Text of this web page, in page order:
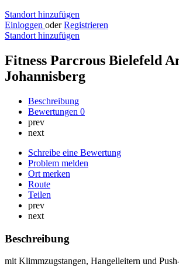
Standort hinzufügen
Einloggen oder Registrieren
Standort hinzufügen
Fitness Parcrous Bielefeld
Johannisberg
Beschreibung
Bewertungen 0
prev
next
Schreibe eine Bewertung
Problem melden
Ort merken
Route
Teilen
prev
next
Beschreibung
mit Klimmzugstangen, Hangelleitern und